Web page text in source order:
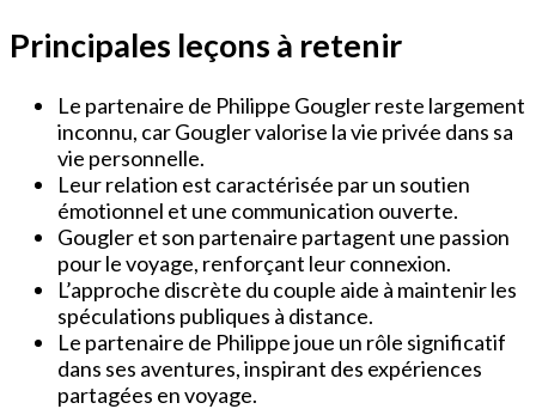
Principales leçons à retenir
Le partenaire de Philippe Gougler reste largement
inconnu, car Gougler valorise la vie privée dans sa
vie personnelle.
Leur relation est caractérisée par un soutien
émotionnel et une communication ouverte.
Gougler et son partenaire partagent une passion
pour le voyage, renforçant leur connexion.
L’approche discrète du couple aide à maintenir les
spéculations publiques à distance.
Le partenaire de Philippe joue un rôle significatif
dans ses aventures, inspirant des expériences
partagées en voyage.